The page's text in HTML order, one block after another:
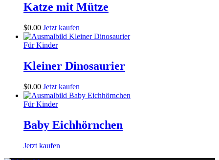
Katze mit Mütze
$0.00 Jetzt kaufen
Für Kinder
Kleiner Dinosaurier
$0.00 Jetzt kaufen
Für Kinder
Baby Eichhörnchen
Jetzt kaufen